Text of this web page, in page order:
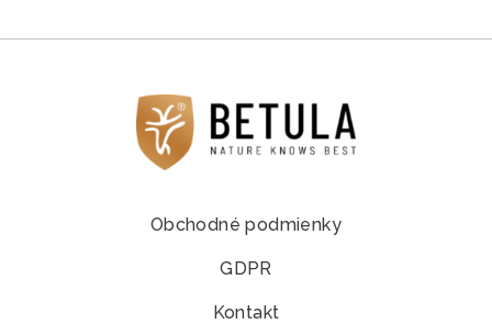
Obchodné podmienky
GDPR
Kontakt